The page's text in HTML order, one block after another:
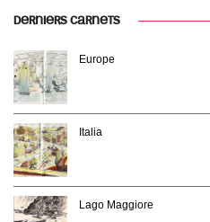
DERNIERS CARNETS
Europe
Italia
Lago Maggiore